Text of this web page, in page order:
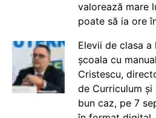
valorează mare
poate să ia ore
Elevii de clasa a
școala cu
Cristescu,
de Curriculum și
bun caz, pe 7